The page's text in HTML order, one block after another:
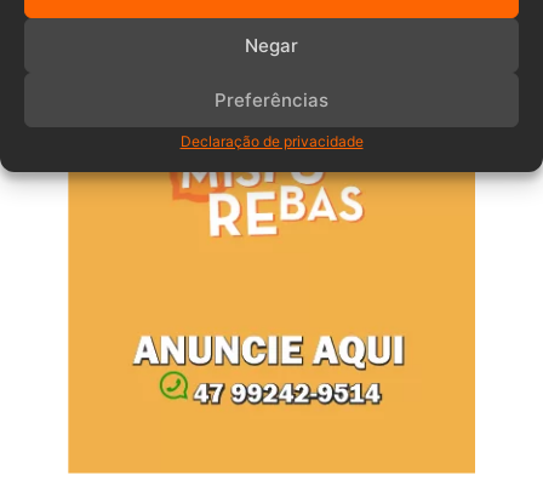
Negar
Preferências
Declaração de privacidade
Anuncia – Lateral